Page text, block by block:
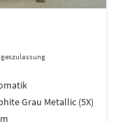
Grau Metallic (5X)